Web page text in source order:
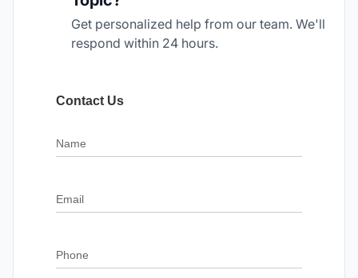
Get personalized help from our team. We'll
respond within 24 hours.